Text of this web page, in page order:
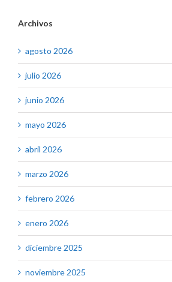
Archivos
agosto 2026
julio 2026
junio 2026
mayo 2026
abril 2026
marzo 2026
febrero 2026
enero 2026
diciembre 2025
noviembre 2025